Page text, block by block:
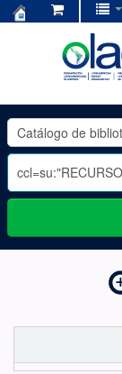
OLADE
-